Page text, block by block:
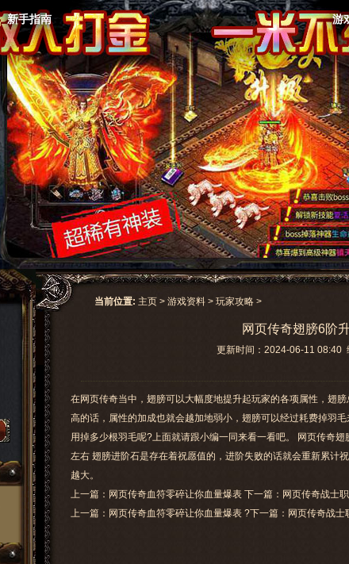
新手指南 游
当前位置: 主页 > 游戏资料 > 玩家攻略 >
网页传奇翅膀6阶
更新时间：2024-06-11 08:40
在网页传奇当中，翅膀可以大幅度地提升起玩家的各项属性，翅
高的话，属性的加成也就会越加地弱小，翅膀可以经过耗费掉羽
用掉多少根羽毛呢?上面就请跟小编一同来看一看吧。 网页传奇
左右 翅膀进阶石是存在着祝愿值的，进阶失败的话就会重新累计
越大。
上一篇：网页传奇血符零碎让你血量爆表 下一篇：网页传奇战士
上一篇： 网页传奇血符零碎让你血量爆表 ?下一篇： 网页传奇战士